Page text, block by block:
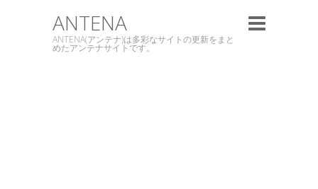
ANTENA
ANTENA(アンテナ)は多彩なサイトの更新をまと
めたアンテナサイトです。